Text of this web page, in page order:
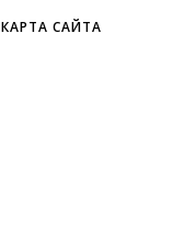
КАРТА САЙТА